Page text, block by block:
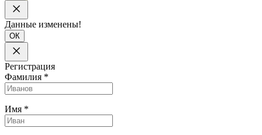
Данные изменены!
ОК
Регистрация
Фамилия *
Имя *